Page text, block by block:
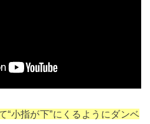
“小指が下”にくるようにダンベ